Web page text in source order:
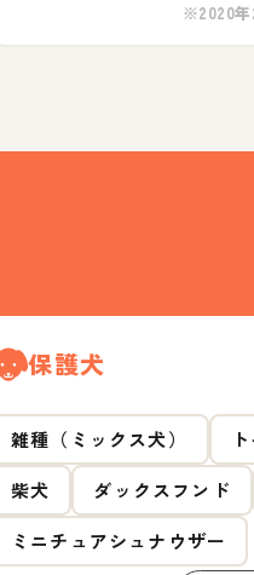
※2020年
保護犬
雑種（ミックス犬）
柴犬
ダックスフンド
ミニチュアシュナウザー